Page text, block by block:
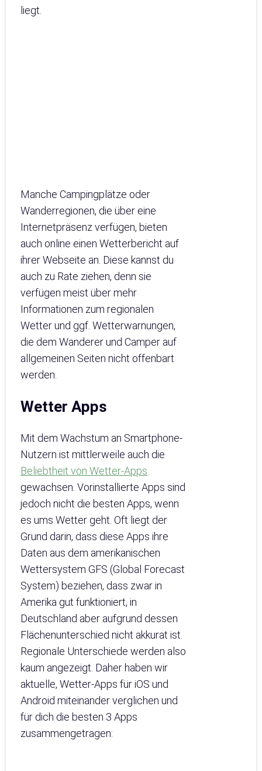
liegt.
Manche Campingplätze oder
Wanderregionen, die über eine
Internetpräsenz verfügen, bieten
auch online einen Wetterbericht auf
ihrer Webseite an. Diese kannst du
auch zu Rate ziehen, denn sie
verfügen meist über mehr
Informationen zum regionalen
Wetter und ggf. Wetterwarnungen,
die dem Wanderer und Camper auf
allgemeinen Seiten nicht offenbart
werden.
Wetter Apps
Mit dem Wachstum an Smartphone-
Nutzern ist mittlerweile auch die
Beliebtheit von Wetter-Apps
gewachsen. Vorinstallierte Apps sind
jedoch nicht die besten Apps, wenn
es ums Wetter geht. Oft liegt der
Grund darin, dass diese Apps ihre
Daten aus dem amerikanischen
Wettersystem GFS (Global Forecast
System) beziehen, dass zwar in
Amerika gut funktioniert, in
Deutschland aber aufgrund dessen
Flächenunterschied nicht akkurat ist.
Regionale Unterschiede werden also
kaum angezeigt. Daher haben wir
aktuelle, Wetter-Apps für iOS und
Android miteinander verglichen und
für dich die besten 3 Apps
zusammengetragen: